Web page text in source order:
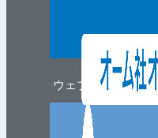
ウェブマガジン